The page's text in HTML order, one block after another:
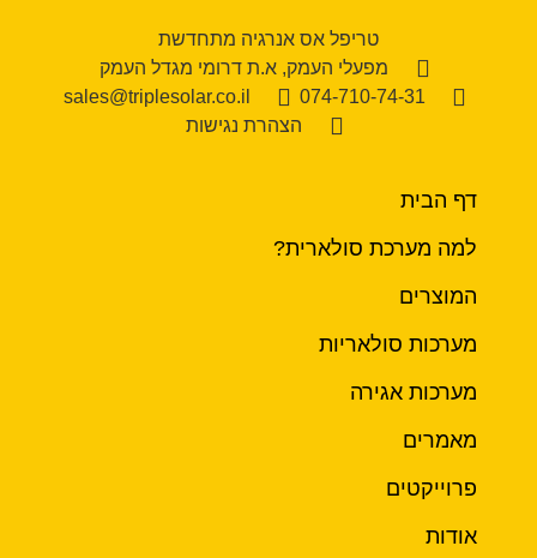
טריפל אס אנרגיה מתחדשת
מפעלי העמק, א.ת דרומי מגדל העמק
074-710-74-31
sales@triplesolar.co.il
הצהרת נגישות
דף הבית
למה מערכת סולארית?
המוצרים
מערכות סולאריות
מערכות אגירה
מאמרים
פרוייקטים
אודות